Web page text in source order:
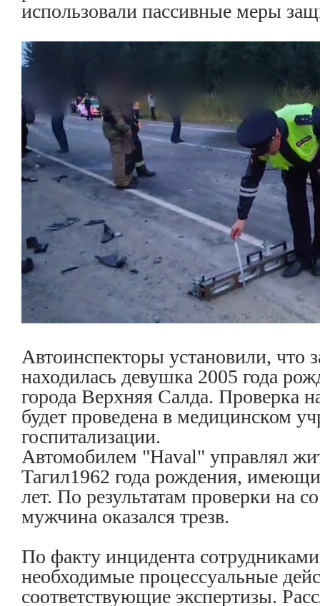
использовали пассивные меры
Автоинспекторы установили, что
находилась девушка 2005 года
города Верхняя Салда. Проверка
будет проведена в медицинском
госпитализации.
Автомобилем "Haval" управлял
Тагил1962 года рождения,
лет. По результатам проверки на
мужчина оказался трезв.
По факту инцидента
необходимые процессуальные
соответствующие экспертизы.